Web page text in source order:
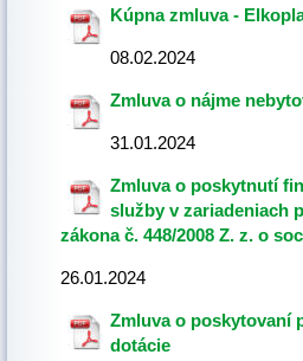
Kúpna zmluva -
08.02.2024
Zmluva o nájme
31.01.2024
Zmluva o poskytnutí
služby v zariadeniach
zákona č. 448/2008 Z. z. o
26.01.2024
Zmluva o poskytovaní
dotácie